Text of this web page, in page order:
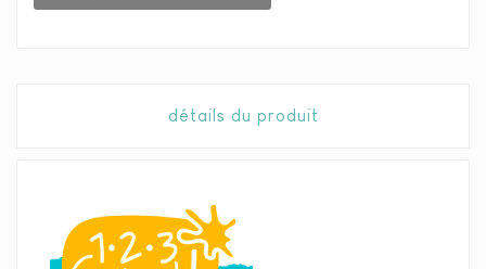
détails du produit